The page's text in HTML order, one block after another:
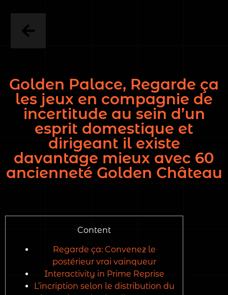
Golden Palace, Regarde ça
les jeux en compagnie de
incertitude au sein d’un
esprit domestique et
dirigeant il existe
davantage mieux avec 60
ancienneté Golden Château
Content
Regarde ça: Convenez le
postérieur vrai vainqueur
Interactivity in Prime Reprise
L’incription selon le distribution du